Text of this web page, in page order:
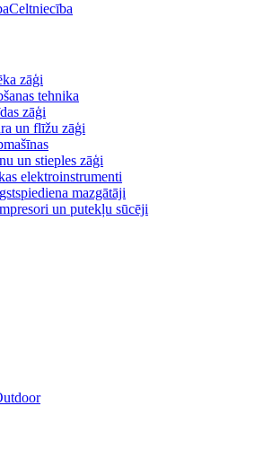
Celtniecība
zāģi
tehnika
zāģi
un flīžu zāģi
un stieples zāģi
elektroinstrumenti
mazgātāji
un putekļu sūcēji